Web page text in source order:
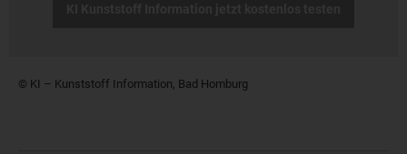
© KI – Kunststoff Information, Bad Homburg